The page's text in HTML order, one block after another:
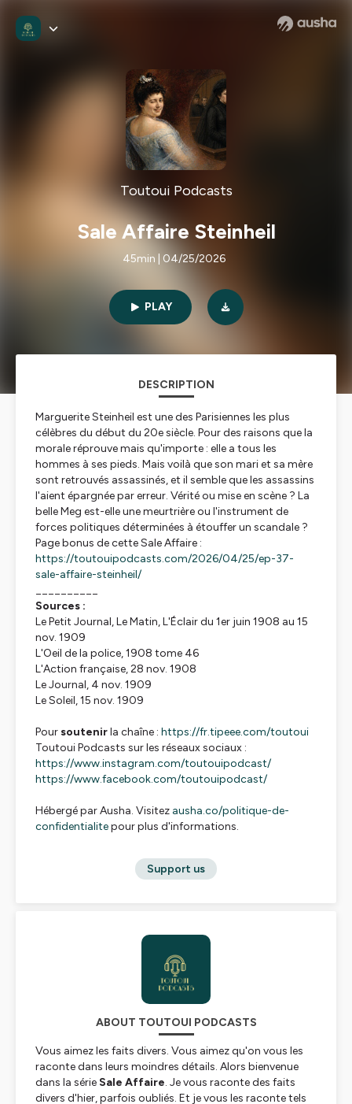
Toutoui Podcasts
Sale Affaire Steinheil
45min | 04/25/2026
PLAY
DESCRIPTION
Marguerite Steinheil est une des Parisiennes les plus
célèbres du début du 20e siècle. Pour des raisons que la
morale réprouve mais qu'importe : elle a tous les
hommes à ses pieds. Mais voilà que son mari et sa mère
sont retrouvés assassinés, et il semble que les assassins
l'aient épargnée par erreur. Vérité ou mise en scène ? La
belle Meg est-elle une meurtrière ou l'instrument de
forces politiques déterminées à étouffer un scandale ?
Page bonus de cette Sale Affaire :
https://toutouipodcasts.com/2026/04/25/ep-37-
sale-affaire-steinheil/
Sources :
Le Petit Journal, Le Matin, L'Éclairdu 1er juin 1908 au 15
nov. 1909
L'Oeil de la police, 1908 tome 46
L'Action française, 28 nov. 1908
Le Journal, 4 nov. 1909
Le Soleil, 15 nov. 1909
Poursoutenirla chaîne : https://fr.tipeee.com/toutoui
Toutoui Podcasts sur les réseaux sociaux :
https://www.instagram.com/toutouipodcast/
https://www.facebook.com/toutouipodcast/
Hébergé par Ausha. Visitez ausha.co/politique-de-
confidentialitepour plus d'informations.
Support us
ABOUT TOUTOUI PODCASTS
Vous aimez les faits divers. Vous aimez qu'on vous les
raconte dans leurs moindres détails. Alors bienvenue
dans la série Sale Affaire. Je vous raconte des faits
divers d'hier, parfois oubliés. Et je vous les raconte tels